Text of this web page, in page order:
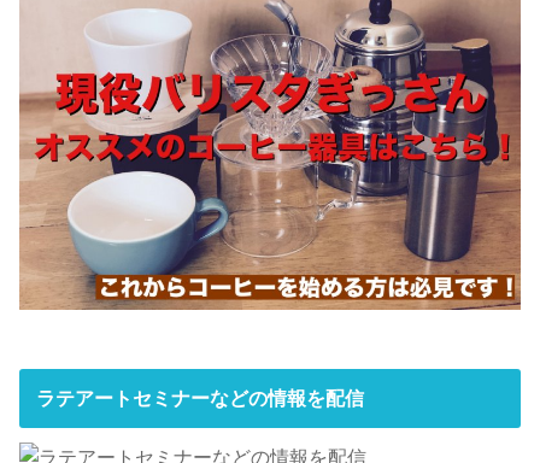
ラテアートセミナーなどの情報を配信